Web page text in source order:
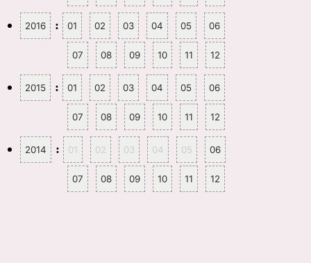
2016 : 01 02 03 04 05 06
07 08 09 10 11 12
2015 : 01 02 03 04 05 06
07 08 09 10 11 12
2014 : 01 02 03 04 05 06
07 08 09 10 11 12